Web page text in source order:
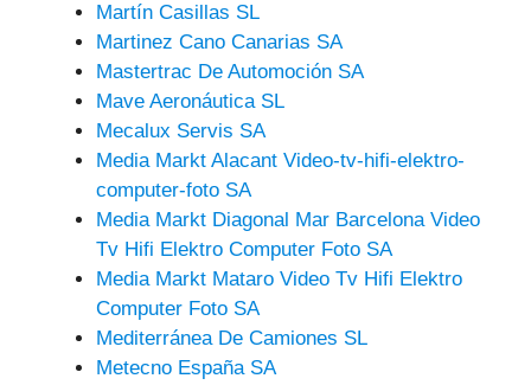
Martín Casillas SL
Martinez Cano Canarias SA
Mastertrac De Automoción SA
Mave Aeronáutica SL
Mecalux Servis SA
Media Markt Alacant Video-tv-hifi-elektro-
computer-foto SA
Media Markt Diagonal Mar Barcelona Video
Tv Hifi Elektro Computer Foto SA
Media Markt Mataro Video Tv Hifi Elektro
Computer Foto SA
Mediterránea De Camiones SL
Metecno España SA